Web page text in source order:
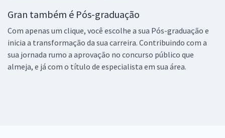
Gran também é Pós-graduação
Com apenas um clique, você escolhe a sua Pós-graduação e
inicia a transformação da sua carreira. Contribuindo com a
sua jornada rumo a aprovação no concurso público que
almeja, e já com o título de especialista em sua área.